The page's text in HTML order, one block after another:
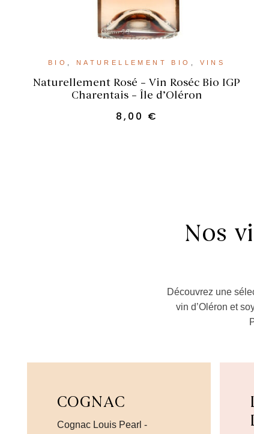
AJOUTER AU PANIER
BIO NATURELLEMENT BIO VINS
Naturellement Rosé – Vin Roséc Bio IGP
Charentais – Île d’Oléron
8,00 €
Nos
Découvrez une
vin d’Oléron et
COGNAC
Cognac Louis Pearl -